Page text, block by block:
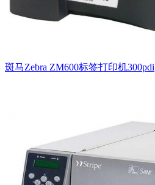
斑马Zebra ZM600标签打印机300pdi